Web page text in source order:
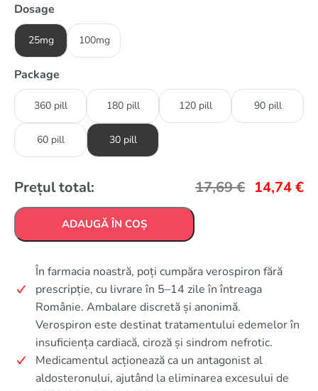
Dosage
25mg 100mg
Package
360 pill 180 pill 120 pill 90 pill
60 pill 30 pill
Prețul total: 17,69€ 14,74€
ADAUGĂ ÎN COȘ
În farmacia noastră, poți cumpăra verospiron fără
prescripție, cu livrare în 5–14 zile în întreaga
Românie. Ambalare discretă și anonimă.
Verospiron este destinat tratamentului edemelor în
insuficiența cardiacă, ciroză și sindrom nefrotic.
Medicamentul acționează ca un antagonist al
aldosteronului, ajutând la eliminarea excesului de